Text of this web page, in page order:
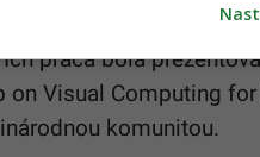
sa aktívne
práca bola
on Visual Computing
komunitou.